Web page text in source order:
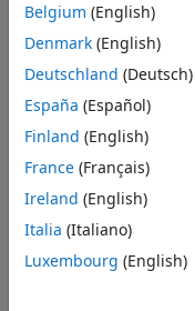
安装 Excel 附加组件
安装并配置 Excel 加载
更改服务器配置
更改托管 MATLAB 函
址。
启用客户端日志记录
在调试加载项问题时
数据编组规则
确定日期、空白和
Belgium (English)
Denmark (English)
Deutschland (Deutsch)
España (Español)
Finland (English)
France (Français)
Ireland (English)
Italia (Italiano)
Luxembourg (English)